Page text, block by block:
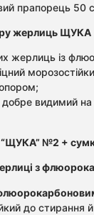
прапорець 50
жерлиць ЩУКА
жерлиць із
видимий на
“ЩУКА” №2 +
з
до